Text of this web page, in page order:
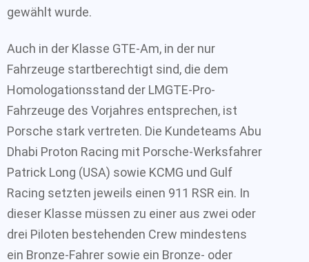
gewählt wurde.
Auch in der Klasse GTE-Am, in der nur
Fahrzeuge startberechtigt sind, die dem
Homologationsstand der LMGTE-Pro-
Fahrzeuge des Vorjahres entsprechen, ist
Porsche stark vertreten. Die Kundeteams Abu
Dhabi Proton Racing mit Porsche-Werksfahrer
Patrick Long (USA) sowie KCMG und Gulf
Racing setzten jeweils einen 911 RSR ein. In
dieser Klasse müssen zu einer aus zwei oder
drei Piloten bestehenden Crew mindestens
ein Bronze-Fahrer sowie ein Bronze- oder